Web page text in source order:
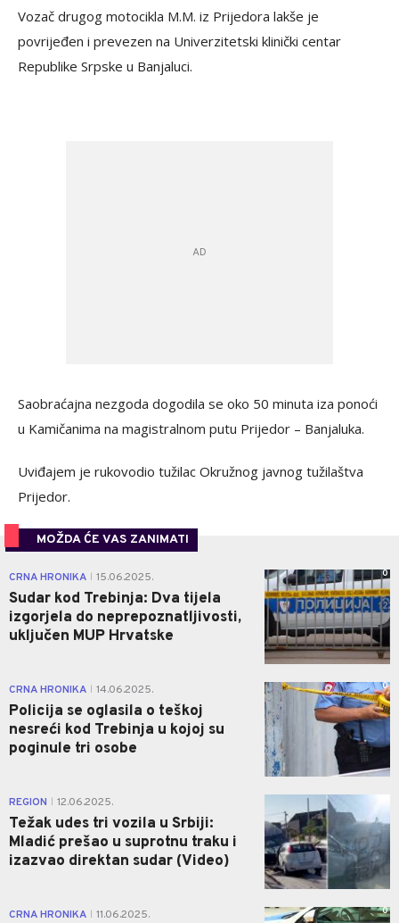
Vozač drugog motocikla M.M. iz Prijedora lakše je
povrijeđen i prevezen na Univerzitetski klinički centar
Republike Srpske u Banjaluci.
Saobraćajna nezgoda dogodila se oko 50 minuta iza ponoći
u Kamičanima na magistralnom putu Prijedor – Banjaluka.
Uviđajem je rukovodio tužilac Okružnog javnog tužilaštva
Prijedor.
MOŽDA ĆE VAS ZANIMATI
CRNA HRONIKA 15.06.2025.
Sudar kod Trebinja: Dva tijela
izgorjela do neprepoznatljivosti,
uključen MUP Hrvatske
0
CRNA HRONIKA 14.06.2025.
Policija se oglasila o teškoj
nesreći kod Trebinja u kojoj su
poginule tri osobe
0
REGION 12.06.2025.
Težak udes tri vozila u Srbiji:
Mladić prešao u suprotnu traku i
izazvao direktan sudar (Video)
CRNA HRONIKA 11.06.2025. 0